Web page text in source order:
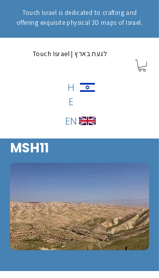
Touch Israel is dedicated to crafting and
offering exquisite physical 3D maps of Israel.
Touch Israel | לגעת בארץ
H
E
EN
MSH11